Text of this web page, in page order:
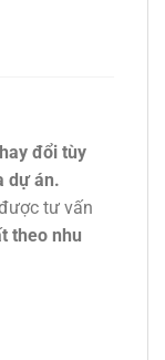
đổi tùy
dự án.
tư vấn
theo nhu